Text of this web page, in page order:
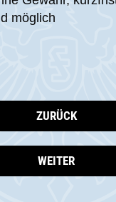
möglich
ZURÜCK
WEITER